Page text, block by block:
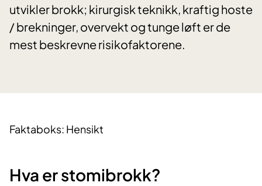
utvikler brokk; kirurgisk teknikk, kraftig hoste
/ brekninger, overvekt og tunge løft er de
mest beskrevne risikofaktorene.
Faktaboks: Hensikt
Hva er stomibrokk?